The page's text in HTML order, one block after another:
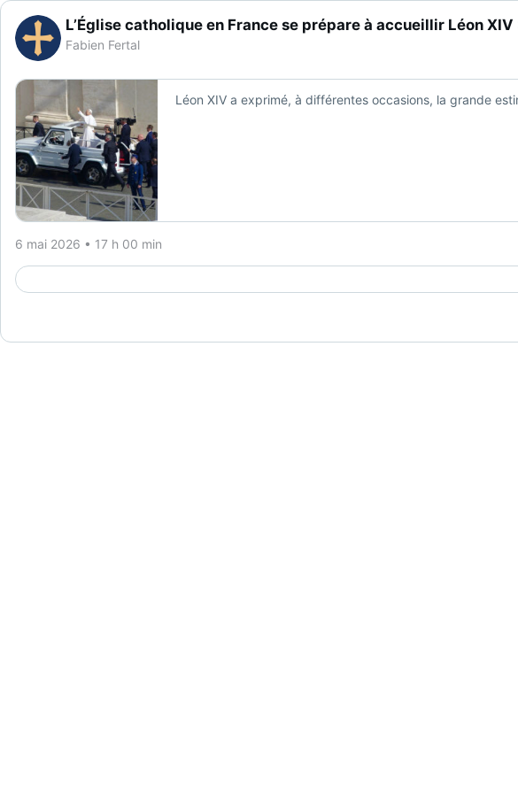
L’Église catholique en France se prépare à accueillir Léon
Fabien Fertal
Léon XIV a exprimé, à différentes occasions, la grande
6 mai 2026 • 17 h 00 min